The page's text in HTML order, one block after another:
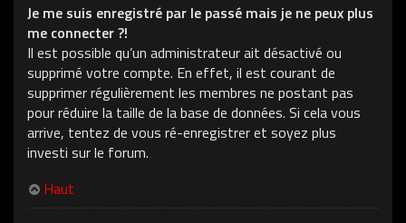
Je me suis enregistré par le passé mais je ne peux plus
me connecter ?!
Il est possible qu’un administrateur ait désactivé ou
supprimé votre compte. En effet, il est courant de
supprimer régulièrement les membres ne postant pas
pour réduire la taille de la base de données. Si cela vous
arrive, tentez de vous ré-enregistrer et soyez plus
investi sur le forum.
Haut